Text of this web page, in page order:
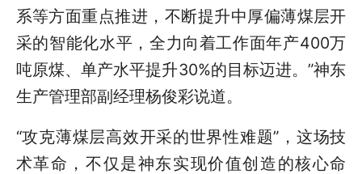
系等方面重点推进，不断提升中厚偏薄煤层开
采的智能化水平，全力向着工作面年产400万
吨原煤、单产水平提升30%的目标迈进。”神东
生产管理部副经理杨俊彩说道。
“攻克薄煤层高效开采的世界性难题”，这场技
术革命，不仅是神东实现价值创造的核心命